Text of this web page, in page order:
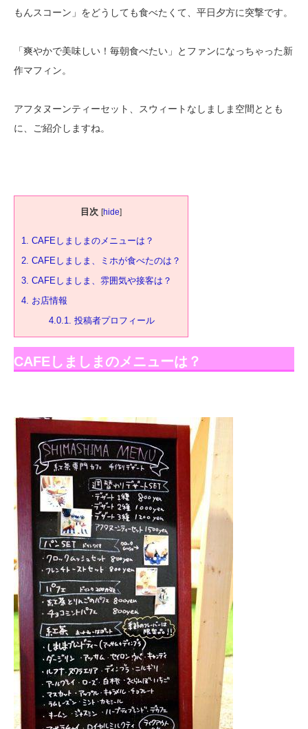
もんスコーン」をどうしても食べたくて、平日夕方に突撃です。
「爽やかで美味しい！毎朝食べたい」とファンになっちゃった新
作マフィン。
アフタヌーンティーセット、スウィートなしましま空間ととも
に、ご紹介しますね。
目次 [hide]
1.
CAFEしましまのメニューは？
2. CAFEしましま、ミホが食べたのは？
3. CAFEしましま、雰囲気や接客は？
4. お店情報
4.0.1.
投稿者プロフィール
CAFEしましまのメニューは？